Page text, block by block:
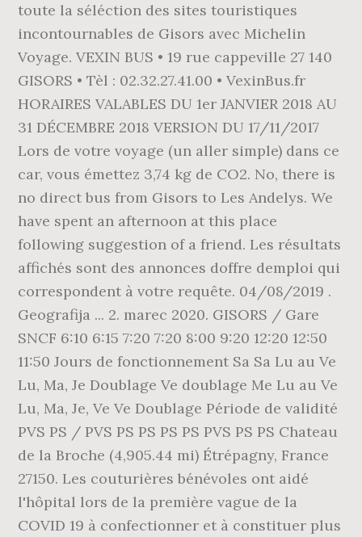
toute la séléction des sites touristiques
incontournables de Gisors avec Michelin
Voyage. VEXIN BUS • 19 rue cappeville 27 140
GISORS • Tèl : 02.32.27.41.00 • VexinBus.fr
HORAIRES VALABLES DU 1er JANVIER 2018 AU
31 DÉCEMBRE 2018 VERSION DU 17/11/2017
Lors de votre voyage (un aller simple) dans ce
car, vous émettez 3,74 kg de CO2. No, there is
no direct bus from Gisors to Les Andelys. We
have spent an afternoon at this place
following suggestion of a friend. Les résultats
affichés sont des annonces doffre demploi qui
correspondent à votre requête. 04/08/2019 .
Geografija ... 2. marec 2020. GISORS / Gare
SNCF 6:10 6:15 7:20 7:20 8:00 9:20 12:20 12:50
11:50 Jours de fonctionnement Sa Sa Lu au Ve
Lu, Ma, Je Doublage Ve doublage Me Lu au Ve
Lu, Ma, Je, Ve Ve Doublage Période de validité
PVS PS / PVS PS PS PS PS PVS PS PS Chateau
de la Broche (4,905.44 mi) Étrépagny, France
27150. Les couturières bénévoles ont aidé
l'hôpital lors de la première vague de la
COVID 19 à confectionner et à constituer plus